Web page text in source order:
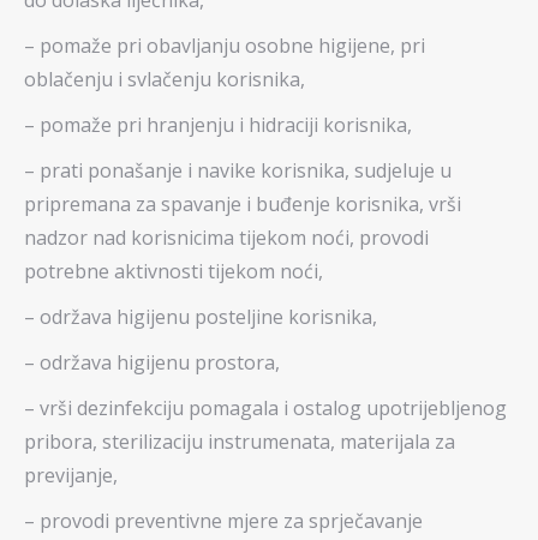
– pomaže pri obavljanju osobne higijene, pri
oblačenju i svlačenju korisnika,
– pomaže pri hranjenju i hidraciji korisnika,
– prati ponašanje i navike korisnika, sudjeluje u
pripremana za spavanje i buđenje korisnika, vrši
nadzor nad korisnicima tijekom noći, provodi
potrebne aktivnosti tijekom noći,
– održava higijenu posteljine korisnika,
– održava higijenu prostora,
– vrši dezinfekciju pomagala i ostalog upotrijebljenog
pribora, sterilizaciju instrumenata, materijala za
previjanje,
– provodi preventivne mjere za sprječavanje